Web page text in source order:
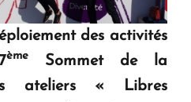
des activités
èmeSommet de la
ateliers « Libres